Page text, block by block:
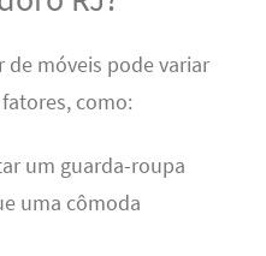
móveis pode variar
como:
um guarda-roupa
uma cômoda